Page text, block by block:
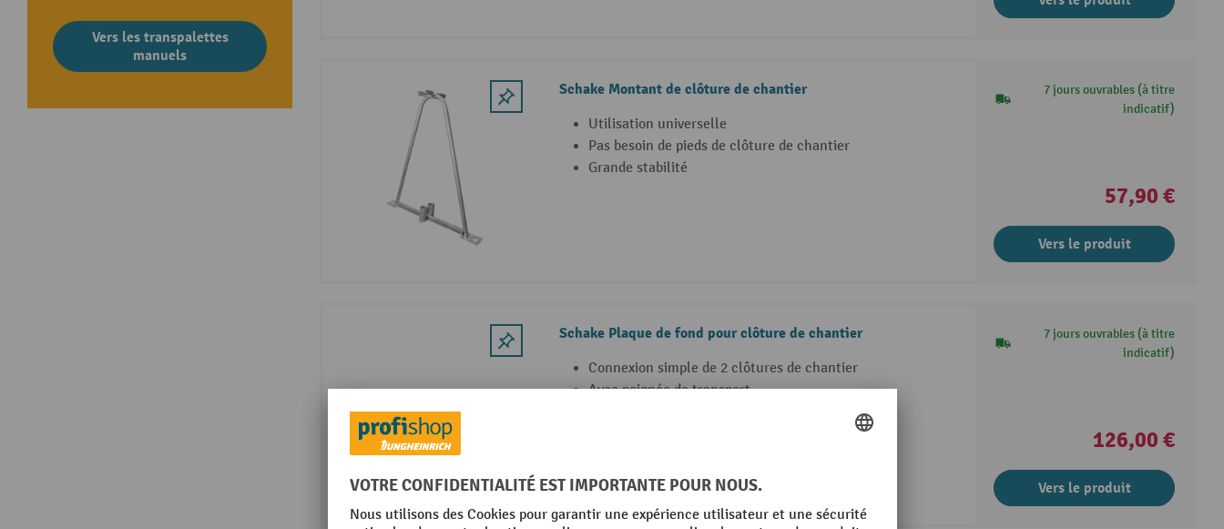
Vers les transpalettes
manuels
Schake Montant de clôture de chantier
Utilisation universelle
Pas besoin de pieds de clôture de chantier
Grande stabilité
7 jours ouvrables (à titre
indicatif)
57,90 €
Vers le produit
Schake Plaque de fond pour clôture de chantier
Connexion simple de 2 clôtures de chantier
Avec poignée de transport
7 jours ouvrables (à titre
indicatif)
126,00 €
Vers le produit